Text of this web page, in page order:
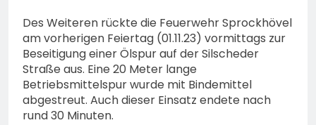
Des Weiteren rückte die Feuerwehr Sprockhövel
am vorherigen Feiertag (01.11.23) vormittags zur
Beseitigung einer Ölspur auf der Silscheder
Straße aus. Eine 20 Meter lange
Betriebsmittelspur wurde mit Bindemittel
abgestreut. Auch dieser Einsatz endete nach
rund 30 Minuten.